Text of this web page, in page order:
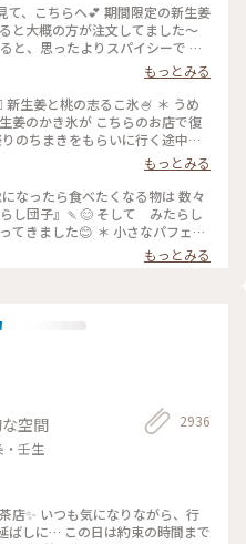
て、こちらへ💕 期間限定の新生姜
と大概の方が注文してました〜
と、思ったよりスパイシーで 生
ます🥰 氷で生姜…はじめて…！
と下には、こし餡！ だから、し
は、何でだろうと思ったけど、な
鉾巡りなので、あっという間に
かき氷🍧、魅力的ですよね✨✨
もっとみる
新生姜と桃の志るこ氷🍧 ＊ うめ
姜のかき氷が こちらのお店で復
のちまきをもらいに行く途中に
考えながら前を通ったら桃氷
きませんでした😆 ＊ ぴりりとく
アクセントになって🫚 合間合間
いただきます🍑 ちょっと見え
白玉と そしてこし餡が入ってい
していただきました😊 ＊ 人気か
だったようで 注文したあとにす
では風鈴展が🎐 陶器のブルーの
もっとみる
なったら食べたくなる物は 数々
し団子』🍡😊 そして みたらし
てきました😊 ＊ 小さなパフェと
小さなパフェのセットが復活し
らび餅と小さな抹茶アイスとク
団子はやっぱり 美味しかったで
れたようで✨ 奥の中庭前の席が2
初めて窓際に座る事ができま
＊ うめぞのcafe＆galleryは
ぁーと 思う時に足が向いてしま
好きな京都
もっとみる
空間
・壬生
2936
店✨ いつも気になりながら、行
ばしに… この日は約束の時間まで